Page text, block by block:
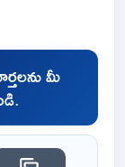
మీ